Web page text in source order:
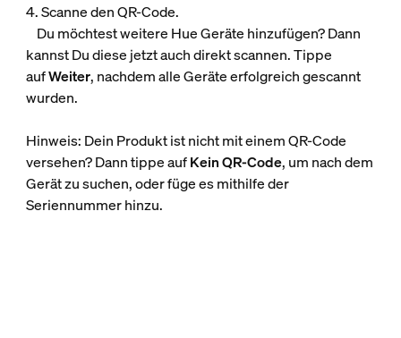
4. Scanne den QR-Code.
Du möchtest weitere Hue Geräte hinzufügen? Dann
kannst Du diese jetzt auch direkt scannen. Tippe
aufWeiter, nachdem alle Geräte erfolgreich gescannt
wurden.
Hinweis: Dein Produkt ist nicht mit einem QR-Code
versehen? Dann tippe aufKein QR-Code, um nach dem
Gerät zu suchen, oder füge es mithilfe der
Seriennummer hinzu.